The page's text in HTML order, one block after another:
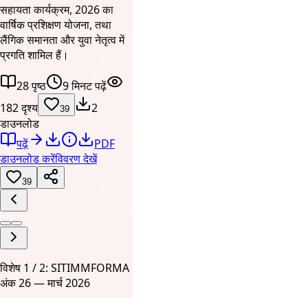
सहायता कार्यक्रम, 2026 का
वार्षिक प्रशिक्षण योजना, तथा
लैंगिक समानता और युवा नेतृत्व में
प्रगति शामिल हैं।
28 पृष्ठ
9 मिनट पढ़ें
182 दृश्य
39
2
डाउनलोड
पढ़ें
PDF
डाउनलोड करेंविवरण देखें
39
विशेष 1 / 2: SITIMMFORMA
अंक 26 — मार्च 2026